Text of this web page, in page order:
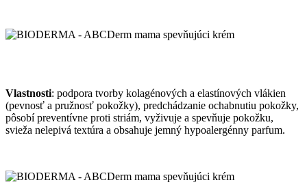
Vlastnosti: podpora tvorby kolagénových a elastínových vlákien
(pevnosť a pružnosť pokožky), predchádzanie ochabnutiu pokožky,
pôsobí preventívne proti striám, vyživuje a spevňuje pokožku,
svieža nelepivá textúra a obsahuje jemný hypoalergénny parfum.